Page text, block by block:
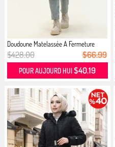
Doudoune Matelassée A Fermeture
700...
$428.00 $66.99
POUR AUJOURD HUI$40.19